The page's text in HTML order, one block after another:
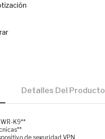
Detalles Del Producto
K9**
de seguridad VPN